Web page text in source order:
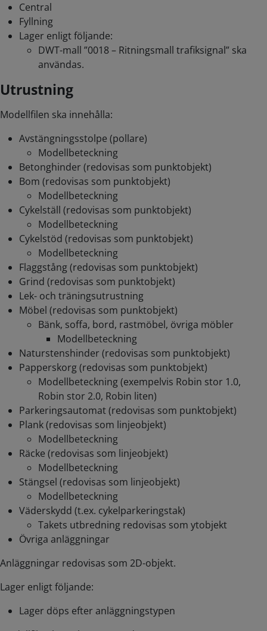
Central
Fyllning
Lager enligt följande:
DWT-mall ”0018 – Ritningsmall trafiksignal” ska
användas.
Utrustning
Modellfilen ska innehålla:
Avstängningsstolpe (pollare)
Modellbeteckning
Betonghinder (redovisas som punktobjekt)
Bom (redovisas som punktobjekt)
Modellbeteckning
Cykelställ (redovisas som punktobjekt)
Modellbeteckning
Cykelstöd (redovisas som punktobjekt)
Modellbeteckning
Flaggstång (redovisas som punktobjekt)
Grind (redovisas som punktobjekt)
Lek- och träningsutrustning
Möbel (redovisas som punktobjekt)
Bänk, soffa, bord, rastmöbel, övriga möbler
Modellbeteckning
Naturstenshinder (redovisas som punktobjekt)
Papperskorg (redovisas som punktobjekt)
Modellbeteckning (exempelvis Robin stor 1.0,
Robin stor 2.0, Robin liten)
Parkeringsautomat (redovisas som punktobjekt)
Plank (redovisas som linjeobjekt)
Modellbeteckning
Räcke (redovisas som linjeobjekt)
Modellbeteckning
Stängsel (redovisas som linjeobjekt)
Modellbeteckning
Väderskydd (t.ex. cykelparkeringstak)
Takets utbredning redovisas som ytobjekt
Övriga anläggningar
Anläggningar redovisas som 2D-objekt.
Lager enligt följande:
Lager döps efter anläggningstypen